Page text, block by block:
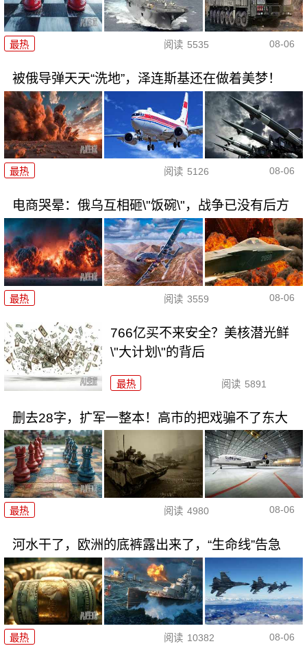
最热 阅读 5535 08-06
被俄导弹天天“洗地”，泽连斯基还在做着美梦！
最热 阅读 5126 08-06
电商哭晕：俄乌互相砸\"饭碗\"，战争已没有后方
最热 阅读 3559 08-06
766亿买不来安全？美核潜光鲜
\"大计划\"的背后
最热 阅读 5891
删去28字，扩军一整本！高市的把戏骗不了东大
最热 阅读 4980 08-06
河水干了，欧洲的底裤露出来了，“生命线”告急
最热 阅读 10382 08-06